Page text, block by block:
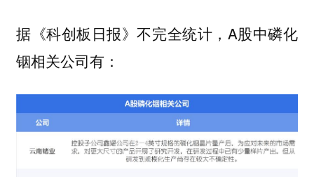
据《科创板日报》不完全统计，A股中磷化
铟相关公司有：